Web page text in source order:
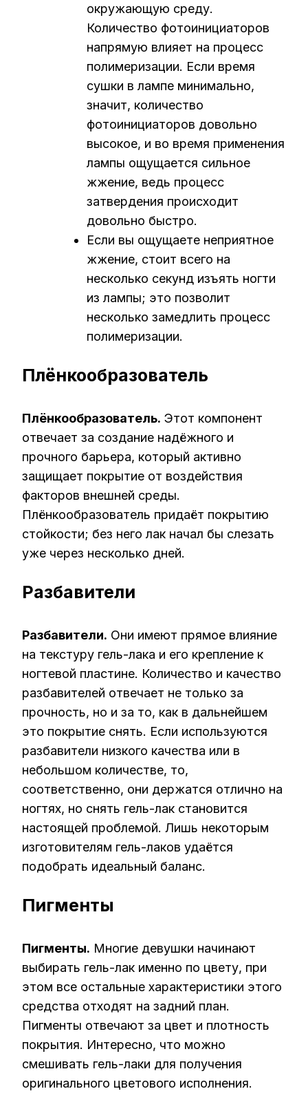
окружающую среду.
Количество фотоинициаторов
напрямую влияет на процесс
полимеризации. Если время
сушки в лампе минимально,
значит, количество
фотоинициаторов довольно
высокое, и во время применения
лампы ощущается сильное
жжение, ведь процесс
затвердения происходит
довольно быстро.
Если вы ощущаете неприятное
жжение, стоит всего на
несколько секунд изъять ногти
из лампы; это позволит
несколько замедлить процесс
полимеризации.
Плёнкообразователь
Плёнкообразователь. Этот компонент
отвечает за создание надёжного и
прочного барьера, который активно
защищает покрытие от воздействия
факторов внешней среды.
Плёнкообразователь придаёт покрытию
стойкости; без него лак начал бы слезать
уже через несколько дней.
Разбавители
Разбавители. Они имеют прямое влияние
на текстуру гель-лака и его крепление к
ногтевой пластине. Количество и качество
разбавителей отвечает не только за
прочность, но и за то, как в дальнейшем
это покрытие снять. Если используются
разбавители низкого качества или в
небольшом количестве, то,
соответственно, они держатся отлично на
ногтях, но снять гель-лак становится
настоящей проблемой. Лишь некоторым
изготовителям гель-лаков удаётся
подобрать идеальный баланс.
Пигменты
Пигменты. Многие девушки начинают
выбирать гель-лак именно по цвету, при
этом все остальные характеристики этого
средства отходят на задний план.
Пигменты отвечают за цвет и плотность
покрытия. Интересно, что можно
смешивать гель-лаки для получения
оригинального цветового исполнения.